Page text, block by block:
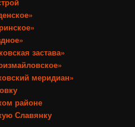
застава»
меридиан»
районе
Славянку